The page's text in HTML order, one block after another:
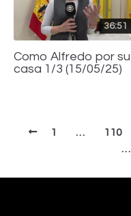
36:51
Como Alfredo por su
casa 1/3 (15/05/25)
1 … 110
…